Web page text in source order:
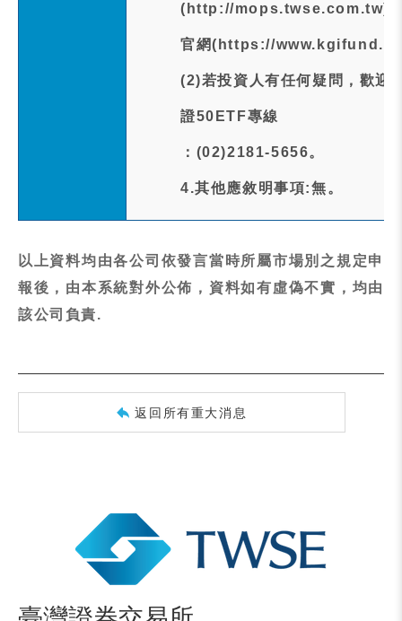
(http://mops.twse.com.tw)
官網(https://
(2)若投資人有任何疑問，歡迎
證50ETF專線
：(02)2181-5656。
4.其他應敘明事項:無。
以上資料均由各公司依發言當時所屬市場別之規定申
報後，由本系統對外公佈，資料如有虛偽不實，均由
該公司負責.
返回所有重大消息